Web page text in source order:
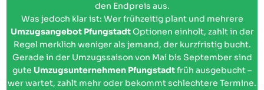
den Endpreis aus.
Was jedoch klar ist: Wer frühzeitig plant und mehrere
Umzugsangebot PfungstadtOptionen einholt, zahlt in der
Regel merklich weniger als jemand, der kurzfristig bucht.
Gerade in der Umzugssaison von Mai bis September sind
gute Umzugsunternehmen Pfungstadtfrüh ausgebucht –
wer wartet, zahlt mehr oder bekommt schlechtere Termine.